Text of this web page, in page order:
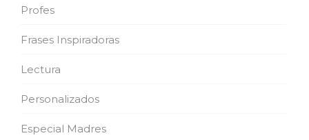
Profes
Frases Inspiradoras
Lectura
Personalizados
Especial Madres